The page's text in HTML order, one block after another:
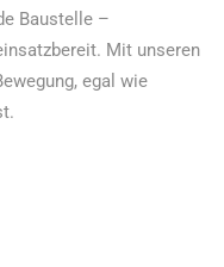
Baustelle –
Mit unseren
egal wie